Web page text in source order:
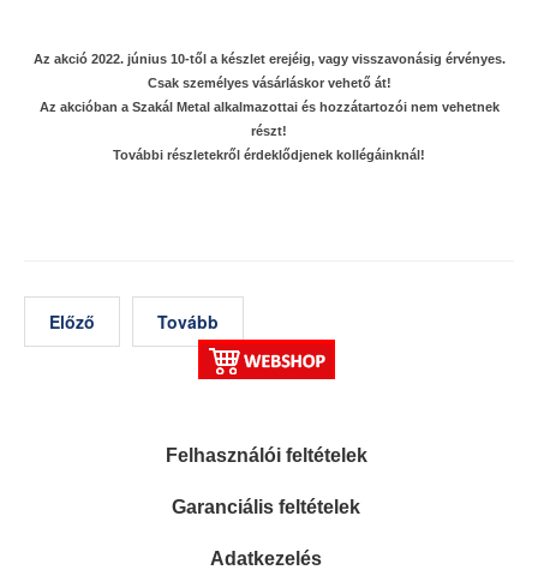
Az akció 2022. június 10-től a készlet erejéig, vagy visszavonásig érvényes.
Csak személyes vásárláskor vehető át!
Az akcióban a Szakál Metal alkalmazottai és hozzátartozói nem vehetnek
részt!
További részletekről érdeklődjenek kollégáinknál!
Előző Tovább
Felhasználói feltételek
Garanciális feltételek
Adatkezelés